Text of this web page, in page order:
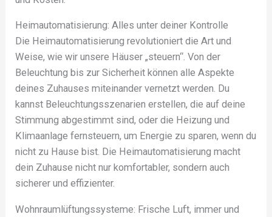
Heimautomatisierung: Alles unter deiner Kontrolle
Die Heimautomatisierung revolutioniert die Art und
Weise, wie wir unsere Häuser „steuern“. Von der
Beleuchtung bis zur Sicherheit können alle Aspekte
deines Zuhauses miteinander vernetzt werden. Du
kannst Beleuchtungsszenarien erstellen, die auf deine
Stimmung abgestimmt sind, oder die Heizung und
Klimaanlage fernsteuern, um Energie zu sparen, wenn du
nicht zu Hause bist. Die Heimautomatisierung macht
dein Zuhause nicht nur komfortabler, sondern auch
sicherer und effizienter.
Wohnraumlüftungssysteme: Frische Luft, immer und